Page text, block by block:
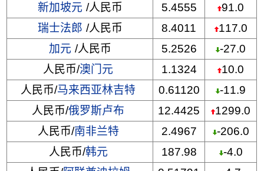
新加坡元 /人民币 5.4555
91.0
瑞士法郎 /人民币 8.4011
117.0
加元 /人民币 5.2526
-27.0
人民币/澳门元 1.1324
10.0
人民币/马来西亚林吉特 0.61120
-11.9
人民币/俄罗斯卢布 12.4425
1299.0
人民币/南非兰特 2.4967
-206.0
人民币/韩元 187.98
-4.0